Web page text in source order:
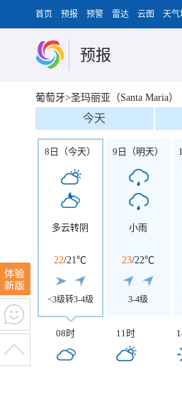
首页 预报 预警 雷达 云图 天气
预报
葡萄牙>圣玛丽亚（Santa Maria）
今天
8日（今天）
多云转阴
22/21℃
<3级转3-4级
9日（明天）
小雨
23/22℃
3-4级
08时 11时